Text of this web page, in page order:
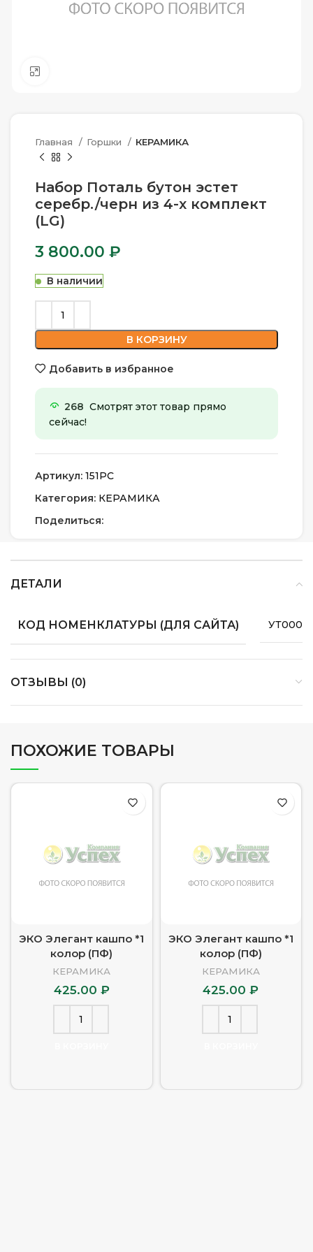
Главная Горшки КЕРАМИКА
Набор Поталь бутон эстет
серебр./черн из 4-х комплект
(LG)
3 800.00 ₽
В наличии
В КОРЗИНУ
Добавить в избранное
268 Смотрят этот товар прямо
сейчас!
Артикул: 151РС
Категория: КЕРАМИКА
Поделиться:
ДЕТАЛИ
КОД НОМЕНКЛАТУРЫ (ДЛЯ САЙТА)
ОТЗЫВЫ (0)
ПОХОЖИЕ ТОВАРЫ
ЭКО Элегант кашпо *1
колор (ПФ)
КЕРАМИКА
425.00 ₽
ЭКО Элегант кашпо *1
колор (ПФ)
КЕРАМИКА
425.00₽